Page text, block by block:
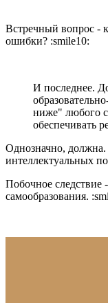
Встречный вопрос -
ошибки? :smile10:
И последнее.
ниже" любого
обеспечивать
Однозначно, должна.
интеллектуальных
Побочное следствие
самообразования.